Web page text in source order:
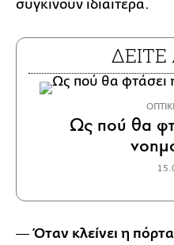
συγκινούν ιδιαίτερα.
Ως πού θα
― Όταν κλείνει η